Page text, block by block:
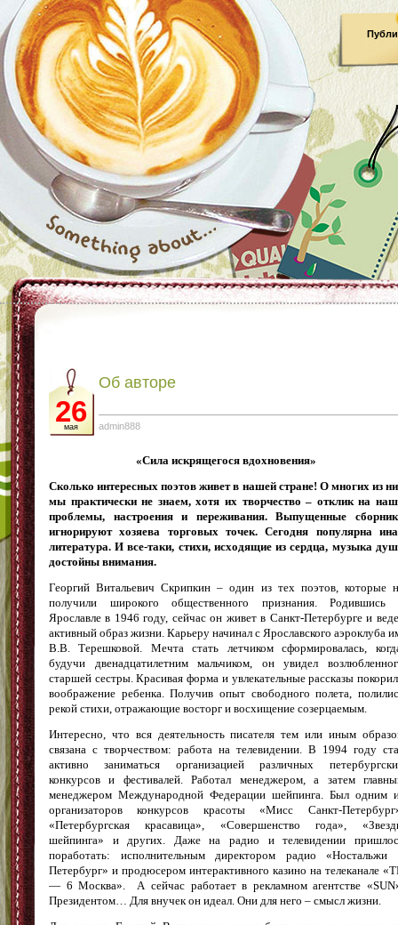
26
мая
Об авторе
admin888
«Сила искрящегося вдохновения»
Сколько интересных поэтов живет в нашей стране! О многих из
мы практически не знаем, хотя их творчество – отклик на
проблемы, настроения и переживания. Выпущенные
игнорируют хозяева торговых точек. Сегодня популярна
литература. И все-таки, стихи, исходящие из сердца, музыка
достойны внимания.
Георгий Витальевич Скрипкин – один из тех поэтов, которые
получили широкого общественного признания. Родившись
Ярославле в 1946 году, сейчас он живет в Санкт-Петербурге и
активный образ жизни. Карьеру начинал с Ярославского аэроклуба
В.В. Терешковой. Мечта стать летчиком сформировалась,
будучи двенадцатилетним мальчиком, он увидел
старшей сестры. Красивая форма и увлекательные рассказы
воображение ребенка. Получив опыт свободного полета,
рекой стихи, отражающие восторг и восхищение созерцаемым.
Интересно, что вся деятельность писателя тем или иным
связана с творчеством: работа на телевидении. В 1994 году
активно заниматься организацией различных
конкурсов и фестивалей. Работал менеджером, а затем
менеджером Международной Федерации шейпинга. Был одним
организаторов конкурсов красоты «Мисс Санкт-
«Петербургская красавица», «Совершенство года»,
шейпинга» и других. Даже на радио и телевидении
поработать: исполнительным директором радио «Ностальжи
Петербург» и продюсером интерактивного казино на телеканале
— 6 Москва». А сейчас работает в рекламном агентстве
Президентом… Для внучек он идеал. Они для него – смысл жизни.